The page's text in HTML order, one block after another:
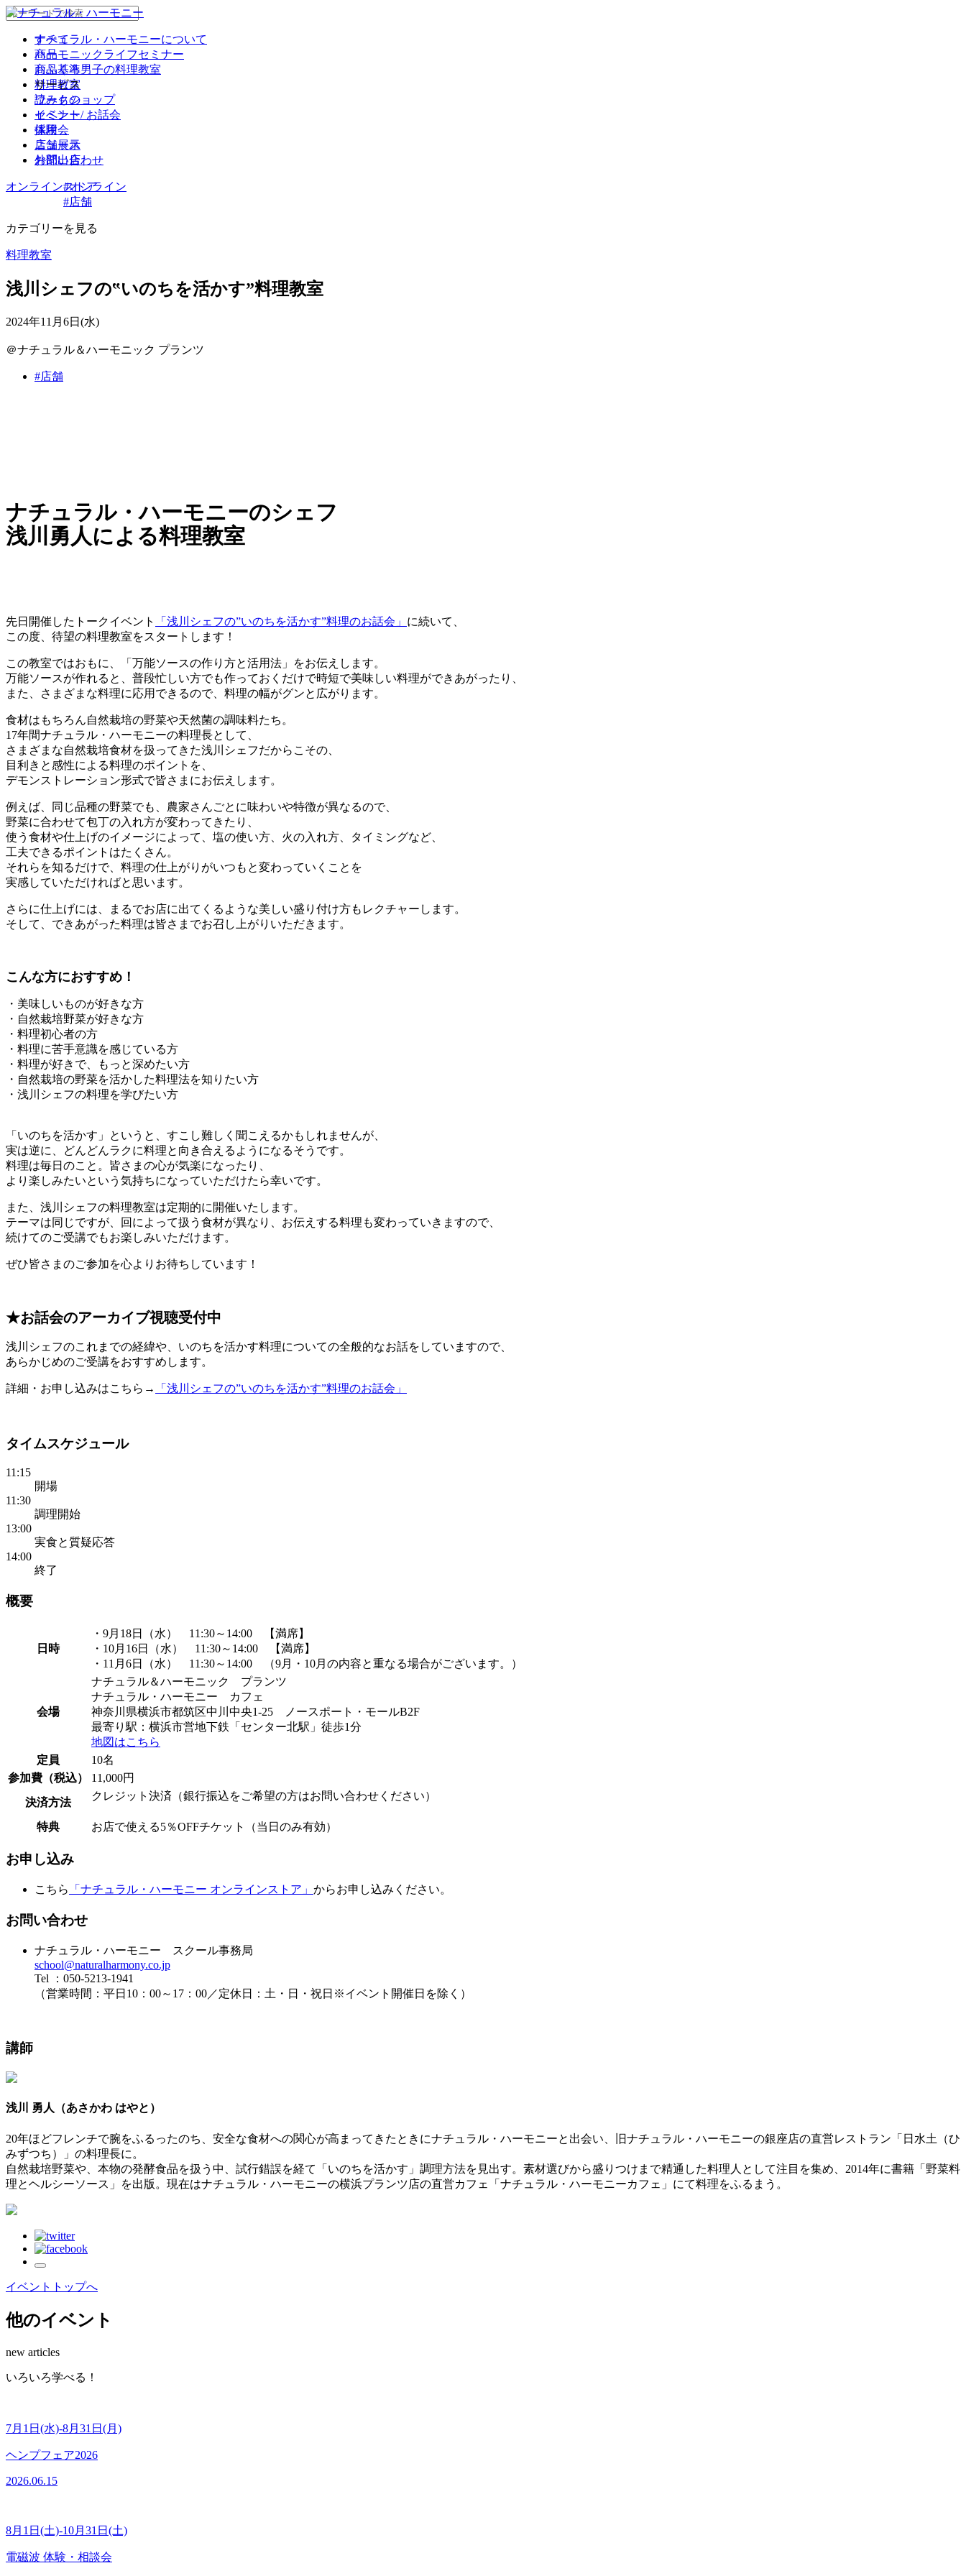
ナチュラル・ハーモニーについて
商品
商品基準
サービス
読みもの
イベント
採用
ニュース
お問い合わせ
オンラインストア
すべて
ハーモニックライフセミナー
おふくろ男子の料理教室
料理教室
ワークショップ
セミナー/ お話会
体験会
店舗展示
外部出店
#オンライン
#店舗
カテゴリーを見る
料理教室
浅川シェフの‟いのちを活かす”料理教室
2024年11月6日(水)
＠ナチュラル＆ハーモニック プランツ
#店舗
ナチュラル・ハーモニーのシェフ
浅川勇人による料理教室
先日開催したトークイベント 「浅川シェフの”いのちを活かす”料理のお話会」 に続いて、
この度、待望の料理教室をスタートします！
この教室ではおもに、「万能ソースの作り方と活用法」をお伝えします。
万能ソースが作れると、普段忙しい方でも作っておくだけで時短で美味しい料理ができあがったり、
また、さまざまな料理に応用できるので、料理の幅がグンと広がります。
食材はもちろん自然栽培の野菜や天然菌の調味料たち。
17年間ナチュラル・ハーモニーの料理長として、
さまざまな自然栽培食材を扱ってきた浅川シェフだからこその、
目利きと感性による料理のポイントを、
デモンストレーション形式で皆さまにお伝えします。
例えば、同じ品種の野菜でも、農家さんごとに味わいや特徴が異なるので、
野菜に合わせて包丁の入れ方が変わってきたり、
使う食材や仕上げのイメージによって、塩の使い方、火の入れ方、タイミングなど、
工夫できるポイントはたくさん。
それらを知るだけで、料理の仕上がりがいつもと変わっていくことを
実感していただければと思います。
さらに仕上げには、まるでお店に出てくるような美しい盛り付け方もレクチャーします。
そして、できあがった料理は皆さまでお召し上がりいただきます。
こんな方におすすめ！
・美味しいものが好きな方
・自然栽培野菜が好きな方
・料理初心者の方
・料理に苦手意識を感じている方
・料理が好きで、もっと深めたい方
・自然栽培の野菜を活かした料理法を知りたい方
・浅川シェフの料理を学びたい方
「いのちを活かす」というと、すこし難しく聞こえるかもしれませんが、
実は逆に、どんどんラクに料理と向き合えるようになるそうです。
料理は毎日のこと。皆さまの心が気楽になったり、
より楽しみたいという気持ちになっていただけたら幸いです。
また、浅川シェフの料理教室は定期的に開催いたします。
テーマは同じですが、回によって扱う食材が異なり、お伝えする料理も変わっていきますので、
続けてのご受講でもお楽しみいただけます。
ぜひ皆さまのご参加を心よりお待ちしています！
★お話会のアーカイブ視聴受付中
浅川シェフのこれまでの経緯や、いのちを活かす料理についての全般的なお話をしていますので、
あらかじめのご受講をおすすめします。
詳細・お申し込みはこちら→ 「浅川シェフの”いのちを活かす”料理のお話会」
タイムスケジュール
11:15
開場
11:30
調理開始
13:00
実食と質疑応答
14:00
終了
概要
日時
・9月18日（水） 11:30～14:00 【満席】
・10月16日（水） 11:30～14:00 【満席】
・11月6日（水） 11:30～14:00 （9月・10月の内容と重なる場合がございます。）
会場
ナチュラル＆ハーモニック プランツ
ナチュラル・ハーモニー カフェ
神奈川県横浜市都筑区中川中央1-25 ノースポート・モールB2F
最寄り駅：横浜市営地下鉄「センター北駅」徒歩1分
地図はこちら
定員
10名
参加費（税込）
11,000円
決済方法
クレジット決済（銀行振込をご希望の方はお問い合わせください）
特典 お店で使える5％OFFチケット（当日のみ有効）
お申し込み
こちら 「ナチュラル・ハーモニー オンラインストア」 からお申し込みください。
お問い合わせ
ナチュラル・ハーモニー スクール事務局
school@naturalharmony.co.jp
Tel ：050-5213-1941
（営業時間：平日10：00～17：00／定休日：土・日・祝日※イベント開催日を除く）
講師
浅川 勇人（あさかわ はやと）
20年ほどフレンチで腕をふるったのち、安全な食材への関心が高まってきたときにナチュラル・ハーモニーと出会い、旧ナチュラル・ハーモニーの銀座店の直営レストラン「日水土（ひ
みずつち）」の料理長に。
自然栽培野菜や、本物の発酵食品を扱う中、試行錯誤を経て「いのちを活かす」調理方法を見出す。素材選びから盛りつけまで精通した料理人として注目を集め、2014年に書籍「野菜料
理とヘルシーソース」を出版。現在はナチュラル・ハーモニーの横浜プランツ店の直営カフェ「ナチュラル・ハーモニーカフェ」にて料理をふるまう。
イベントトップへ
他のイベント
new articles
いろいろ学べる ！
7月1日(水)-8月31日(月)
ヘンプフェア2026
2026.06.15
8月1日(土)-10月31日(土)
電磁波 体験・相談会